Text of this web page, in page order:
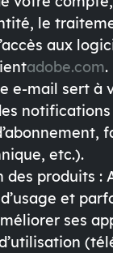
le
aux
adobe.com.
e-mail sert à
etc.).
des produits :
et
ses